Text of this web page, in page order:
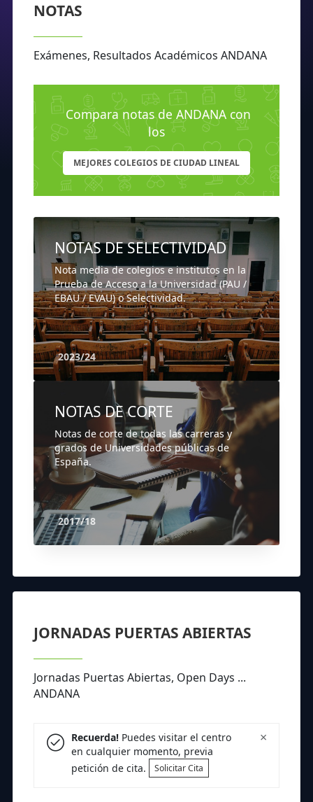
NOTAS
Exámenes, Resultados Académicos ANDANA
Compara notas de ANDANA con
los
MEJORES COLEGIOS DE CIUDAD LINEAL
NOTAS DE SELECTIVIDAD
Nota media de colegios e institutos en la
Prueba de Acceso a la Universidad (PAU /
EBAU / EVAU) o Selectividad.
2023/24
NOTAS DE CORTE
Notas de corte de todas las carreras y
grados de Universidades públicas de
España.
2017/18
JORNADAS PUERTAS ABIERTAS
Jornadas Puertas Abiertas, Open Days ...
ANDANA
×
Recuerda!Puedes visitar el centro
en cualquier momento, previa
petición de cita.
Solicitar Cita